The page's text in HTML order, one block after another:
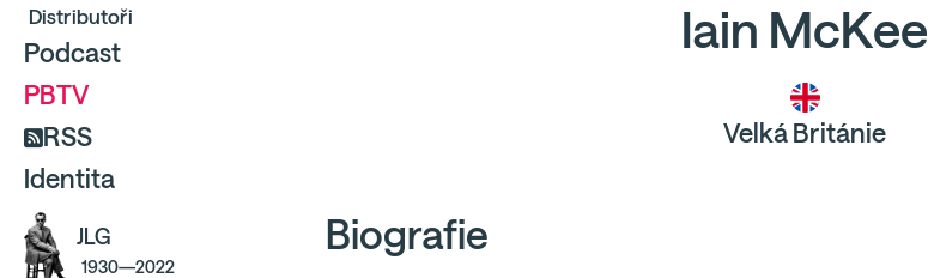
Distributoři
Podcast
PBTV
RSS
Identita
JLG
1930—2022
Iain McKee
Velká Británie
Biografie